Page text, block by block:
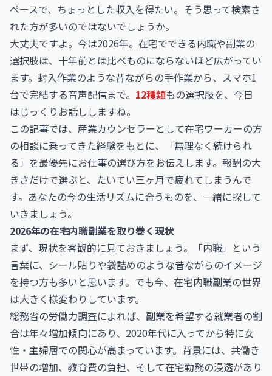
ペースで、ちょっとした収入を得たい。そう思って検索さ
れた方が多いのではないでしょうか。
大丈夫ですよ。今は2026年。在宅でできる内職や副業の
選択肢は、十年前とは比べものにならないほど広がってい
ます。封入作業のような昔ながらの手作業から、スマホ1
台で完結する音声配信まで。 12種類もの選択肢を、今日
はじっくりお話ししますね。
この記事では、産業カウンセラーとして在宅ワーカーの方
の相談に乗ってきた経験をもとに、「無理なく続けられ
る」を最優先にお仕事の選び方をお伝えします。報酬の大
きさだけで選ぶと、たいてい三ヶ月で疲れてしまうんで
す。あなたの今の生活リズムに合うものを、一緒に探して
いきましょう。
2026年の在宅内職副業を取り巻く現状
まず、現状を客観的に見ておきましょう。「内職」という
言葉に、シール貼りや袋詰めのような昔ながらのイメージ
を持つ方も多いと思います。でも今、在宅内職副業の世界
は大きく様変わりしています。
総務省の労働力調査によれば、副業を希望する就業者の割
合は年々増加傾向にあり、2020年代に入ってから特に女
性・主婦層での関心が高まっています。背景には、共働き
世帯の増加、教育費の負担、そして在宅勤務の浸透があり